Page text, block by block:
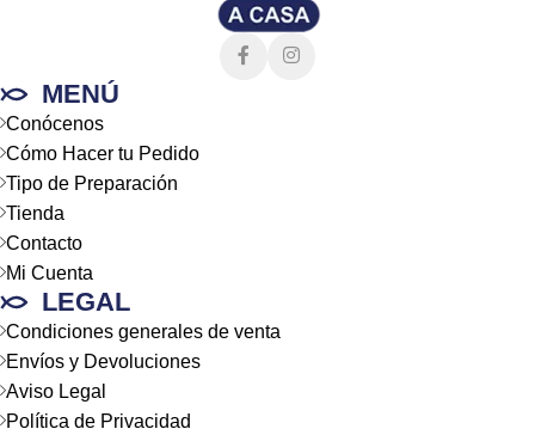
MENÚ
Conócenos
Cómo Hacer tu Pedido
Tipo de Preparación
Tienda
Contacto
Mi Cuenta
LEGAL
Condiciones generales de venta
Envíos y Devoluciones
Aviso Legal
Política de Privacidad